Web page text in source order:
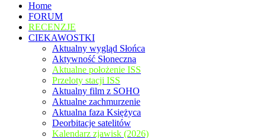
Home
FORUM
RECENZJE
CIEKAWOSTKI
Aktualny wygląd Słońca
Aktywność Słoneczna
Aktualne położenie ISS
Przeloty stacji ISS
Aktualny film z SOHO
Aktualne zachmurzenie
Aktualna faza Księżyca
Deorbitacje satelitów
Kalendarz zjawisk (2026)